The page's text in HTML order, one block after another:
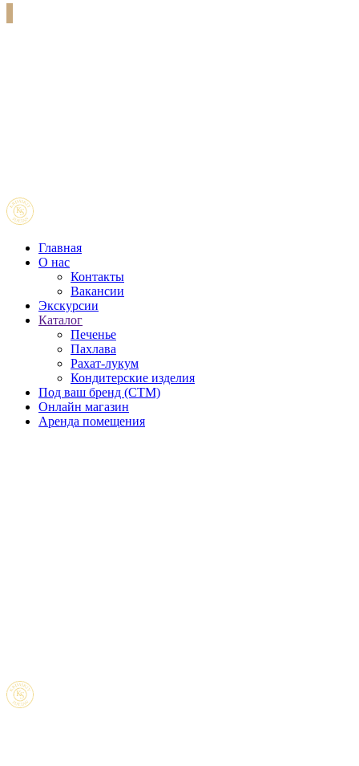
Главная
О нас
Контакты
Вакансии
Экскурсии
Каталог
Печенье
Пахлава
Рахат-лукум
Кондитерские изделия
Под ваш бренд (CTM)
Онлайн магазин
Аренда помещения